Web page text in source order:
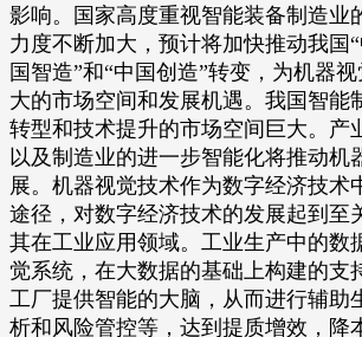
影响。国家高度重视智能装备制造业
力度不断加大，预计将加快推动我国
国智造”和“中国创造”转变，为机器
大的市场空间和发展机遇。我国智能
转型和技术提升的市场空间巨大。产
以及制造业的进一步智能化将推动机
展。机器视觉技术作为数字经济技术
途径，对数字经济技术的发展起到至
其在工业应用领域。工业生产中的数
觉系统，在大数据的基础上构建的支
工厂提供智能的大脑，从而进行辅助
析和风险管控等，达到提质增效，降